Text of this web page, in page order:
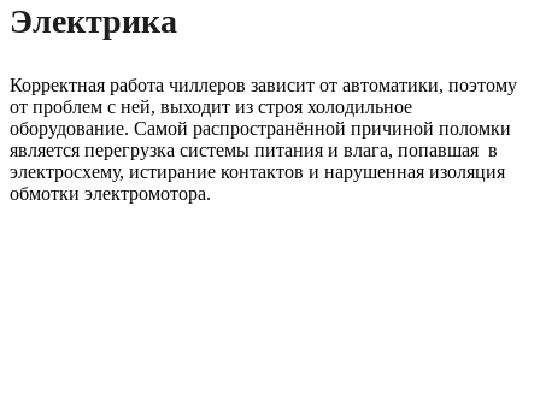
Электрика
Корректная работа чиллеров зависит от автоматики, поэтому
от проблем с ней, выходит из строя холодильное
оборудование. Самой распространённой причиной поломки
является перегрузка системы питания и влага, попавшая в
электросхему, истирание контактов и нарушенная изоляция
обмотки электромотора.